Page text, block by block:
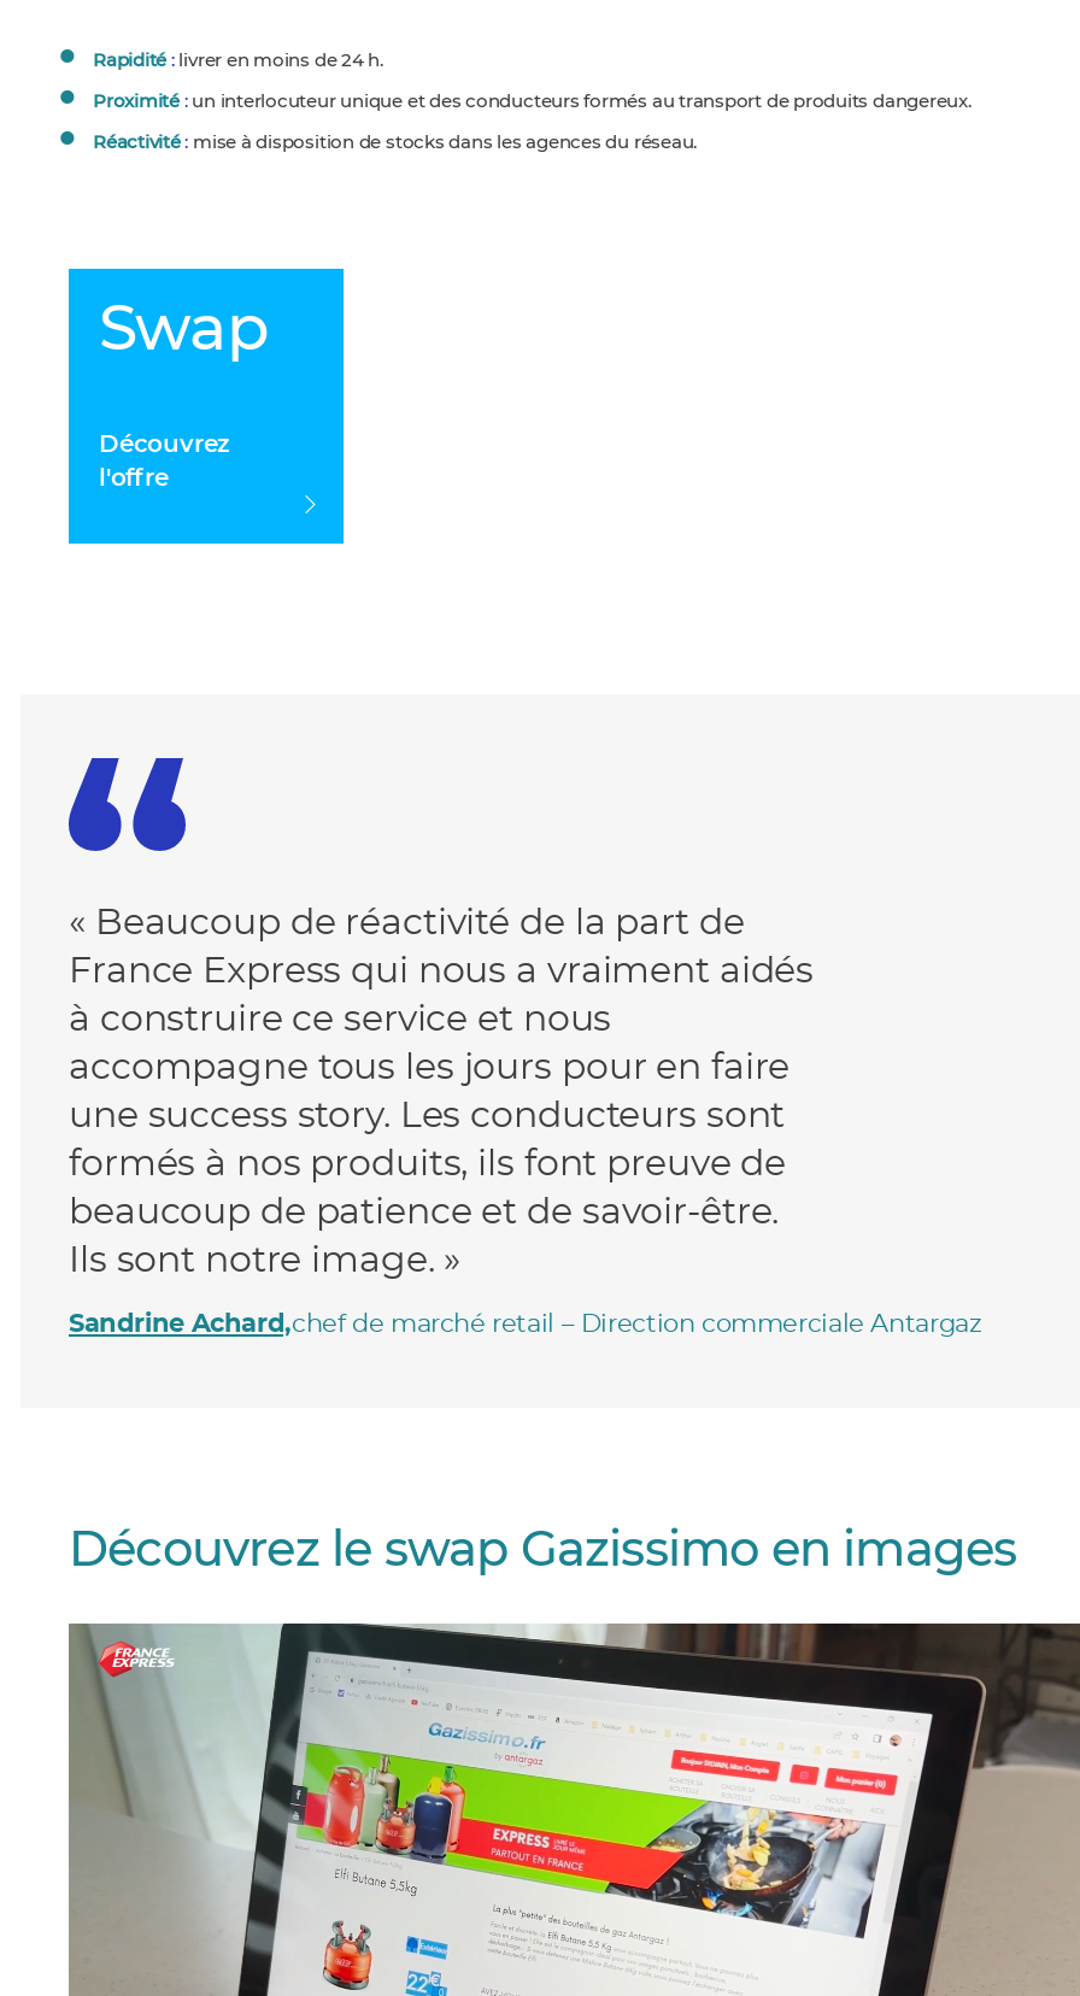
Rapidité:livrer en moins de 24 h.
Proximité:un interlocuteur unique et des conducteurs formés au transport de produits dangereux.
Réactivité: mise à disposition de stocks dans les agences du réseau.
Swap
Découvrez
l'offre
« Beaucoup de réactivité de la part de
France Express qui nous a vraiment aidés
à construire ce service et nous
accompagne tous les jours pour en faire
une success story. Les conducteurs sont
formés à nos produits, ils font preuve de
beaucoup de patience et de savoir-être.
Ils sont notre image. »
Sandrine Achard,chef de marché retail – Direction commerciale Antargaz
Découvrez le swap Gazissimo en images
Video
Player